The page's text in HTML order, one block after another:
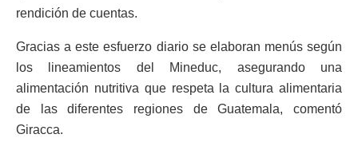
rendición de cuentas.
Gracias a este esfuerzo diario se elaboran menús según
los lineamientos del Mineduc, asegurando una
alimentación nutritiva que respeta la cultura alimentaria
de las diferentes regiones de Guatemala, comentó
Giracca.